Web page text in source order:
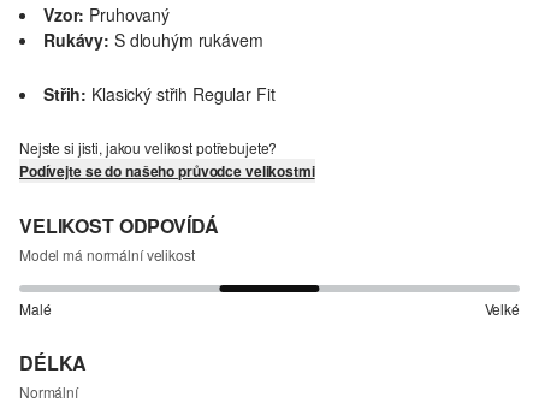
Vzor: Pruhovaný
Rukávy: S dlouhým rukávem
Střih: Klasický střih Regular Fit
Nejste si jisti, jakou velikost potřebujete?
Podívejte se do našeho průvodce velikostmi
VELIKOST ODPOVÍDÁ
Model má normální velikost
Malé Velké
DÉLKA
Normální